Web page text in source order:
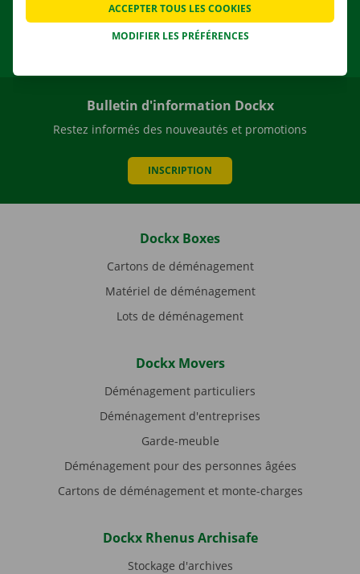
FacebookInstagramLinkedInYouTube
Bulletin d'information Dockx
Restez informés des nouveautés et promotions
INSCRIPTION
Dockx Boxes
Cartons de déménagement
Matériel de déménagement
Lots de déménagement
Dockx Movers
Déménagement particuliers
Déménagement d'entreprises
Garde-meuble
Déménagement pour des personnes âgées
Cartons de déménagement et monte-charges
Dockx Rhenus Archisafe
Stockage d'archives
MODIFIER LES PRÉFÉRENCES
ACCEPTER TOUS LES COOKIES